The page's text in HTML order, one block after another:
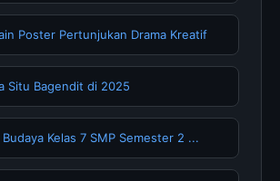
Poster Pertunjukan Drama Kreatif
Situ Bagendit di 2025
Kelas 7 SMP Semester 2 ...